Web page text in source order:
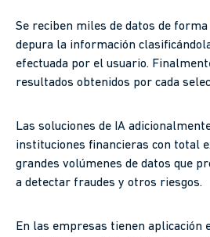
Se reciben miles de datos de
depura la información
efectuada por el usuario.
resultados obtenidos por cada
Las soluciones de IA
instituciones financieras con total
grandes volúmenes de datos que
a detectar fraudes y otros riesgos.
En las empresas tienen aplicación